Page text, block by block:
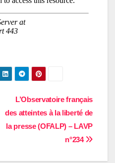
L’Observatoire français
des atteintes à la liberté de
la presse (OFALP) – LAVP
n°234